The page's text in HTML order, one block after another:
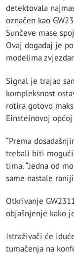
detektovala
označen kao
Sunčeve mase
Ovaj događaj je
modelima
Signal je trajao
kompleksnost
rotira gotovo
Einsteinovoj
“Prema
trebali biti
tima. “Jedna od
same nastale
Otkrivanje
objašnjenje kako
Istraživači će
tumačenja na